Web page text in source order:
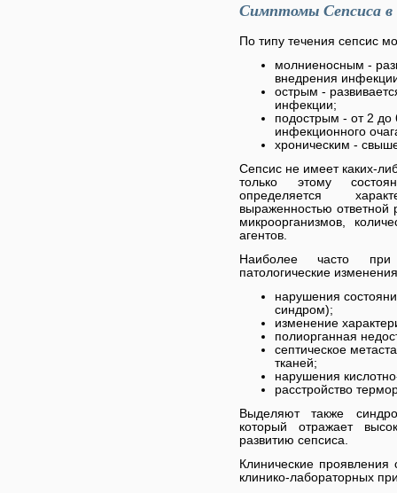
Симптомы Сепсиса в
По типу течения сепсис
молниеносным -
внедрения
острым -
инфекции;
подострым - от 2 до
инфекционного
хроническим -
Сепсис не имеет каких-
только этому
определяется
выраженностью ответной
микроорганизмов,
агентов.
Наиболее часто
патологические
нарушения
синдром);
изменение
полиорганная
септическое
тканей;
нарушения
расстройство
Выделяют также
который отражает
развитию сепсиса.
Клинические
клинико-лабораторных